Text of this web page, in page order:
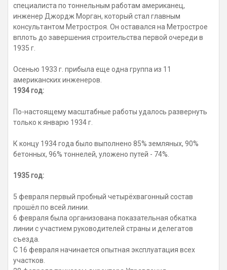
специалиста по тоннельным работам американец,
инженер Джордж Морган, который стал главным
консультантом Метростроя. Он оставался на Метрострое
вплоть до завершения строительства первой очереди в
1935 г.
Осенью 1933 г. прибыла еще одна группа из 11
американских инженеров.
1934 год:
По-настоящему масштабные работы удалось развернуть
только к январю 1934 г.
К концу 1934 года было выполнено 85% земляных, 90%
бетонных, 96% тоннелей, уложено путей - 74%.
1935 год:
5 февраля первый пробный четырёхвагонный состав
прошёл по всей линии.
6 февраля была организована показательная обкатка
линии с участием руководителей страны и делегатов
съезда.
С 16 февраля начинается опытная эксплуатация всех
участков.